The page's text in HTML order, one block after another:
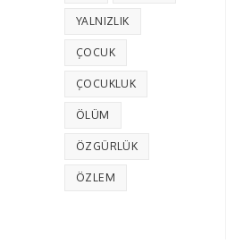
YALNIZLIK
ÇOCUK
ÇOCUKLUK
ÖLÜM
ÖZGÜRLÜK
ÖZLEM